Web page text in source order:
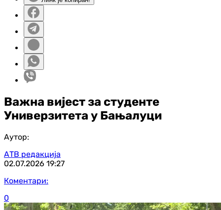
Важна вијест за студенте
Универзитета у Бањалуци
Аутор:
АТВ редакција
02.07.2026 19:27
Коментари:
0